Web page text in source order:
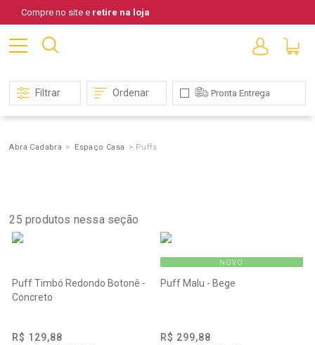
Compre no site e retire na loja
Abra Cadabra Espaço Casa Puffs
Filtrar Ordenar Pronta Entrega
25 produtos nessa seção
Puff Timbó Redondo Botonê -
Concreto
R$ 129,88
NOVO
Puff Malu - Bege
R$ 299,88